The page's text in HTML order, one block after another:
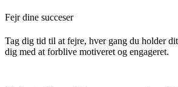
Fejr dine succeser
Tag dig tid til at fejre, hver gang du holder
dig med at forblive motiveret og engageret.